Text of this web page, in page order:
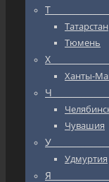
Татарстан
Тюмень
Ханты-
Чувашия
Удмуртия